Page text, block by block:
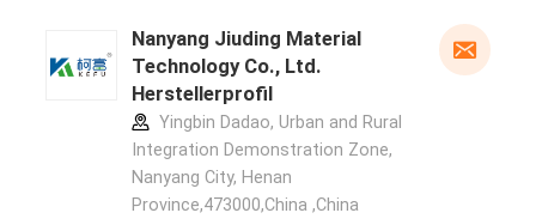
Nanyang Jiuding Material
Technology Co., Ltd.
Herstellerprofil
Yingbin Dadao, Urban and Rural
Integration Demonstration Zone,
Nanyang City, Henan
Province,473000,China ,China